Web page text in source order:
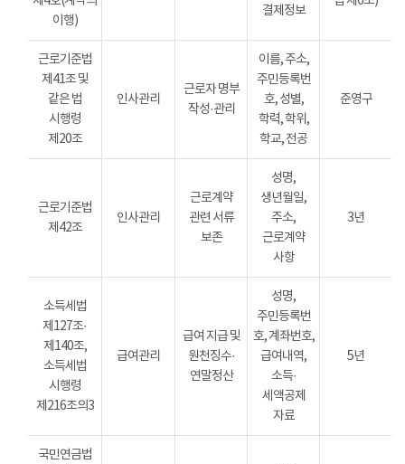
이행)
결제정보
근로기준법
제41조 및
같은 법
시행령
제20조
인사관리
근로자 명부
작성·관리
이름, 주소,
주민등록번
호, 성별,
학력, 학위,
학교, 전공
준영구
근로기준법
제42조
인사관리
근로계약
관련 서류
보존
성명,
생년월일,
주소,
근로계약
사항
3년
소득세법
제127조·
제140조,
소득세법
시행령
제216조의3
급여관리
급여 지급 및
원천징수·
연말정산
성명,
주민등록번
호, 계좌번호,
급여내역,
소득·
세액공제
자료
5년
국민연금법